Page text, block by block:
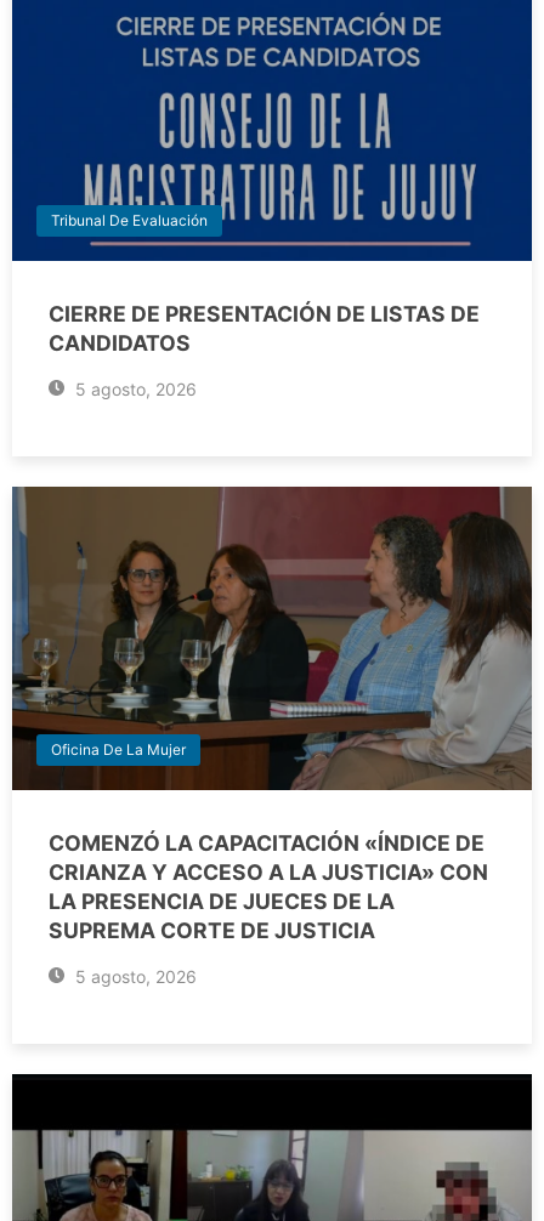
Tribunal De Evaluación
CIERRE DE PRESENTACIÓN DE LISTAS DE
CANDIDATOS
5 agosto, 2026
Oficina De La Mujer
COMENZÓ LA CAPACITACIÓN «ÍNDICE DE
CRIANZA Y ACCESO A LA JUSTICIA» CON
LA PRESENCIA DE JUECES DE LA
SUPREMA CORTE DE JUSTICIA
5 agosto, 2026